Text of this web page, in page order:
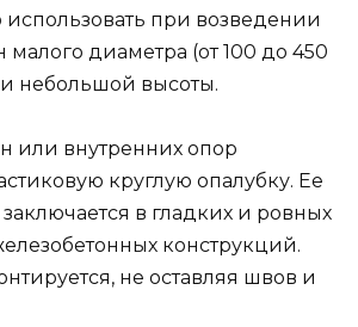
использовать при возведении
малого диаметра (от 100 до 450
небольшой высоты.
или внутренних опор
круглую опалубку. Ее
в гладких и ровных
конструкций.
не оставляя швов и